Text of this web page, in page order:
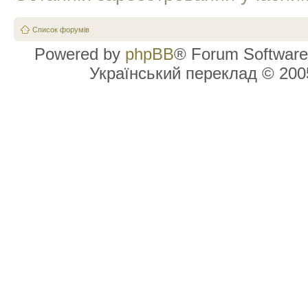
Список форумів
Powered by phpBB® Forum
Український переклад ©